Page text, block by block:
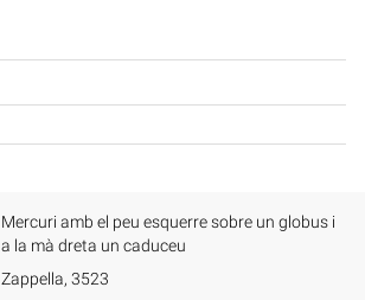
Mercuri amb el peu esquerre sobre un globus i
a la mà dreta un caduceu
Zappella, 3523